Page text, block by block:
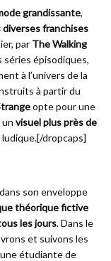
grandissante,
diverses franchises
par The Walking
séries épisodiques,
à l’univers de la
à partir du
opte pour une
visuel plus près de
dropcaps]
son enveloppe
théorique fictive
les jours. Dans le
et suivons les
étudiante de